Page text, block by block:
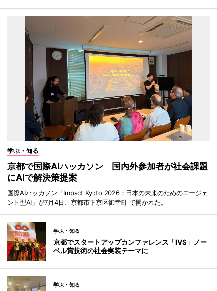
学ぶ・知る
京都で国際AIハッカソン 国内外参加者が社会課題
にAIで解決策提案
国際AIハッカソン「Impact Kyoto 2026：日本の未来のためのエージェ
ント型AI」が7月4日、京都市下京区御幸町 で開かれた。
学ぶ・知る
京都でスタートアップカンファレンス「IVS」ノー
ベル賞技術の社会実装テーマに
学ぶ・知る